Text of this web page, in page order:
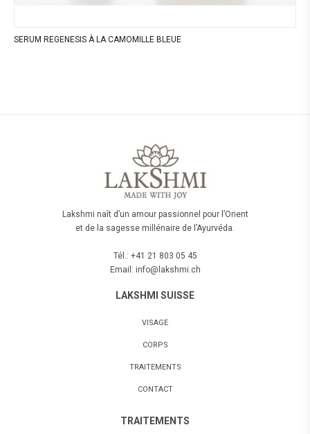
SERUM REGENESIS À LA CAMOMILLE BLEUE
Lakshmi naît d’un amour passionnel pour l’Orient
et de la sagesse millénaire de l’Ayurvéda.
Tél.: +41 21 803 05 45
Email: info@lakshmi.ch
LAKSHMI SUISSE
VISAGE
CORPS
TRAITEMENTS
CONTACT
TRAITEMENTS